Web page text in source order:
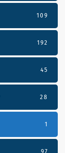
109
192
45
28
1
97